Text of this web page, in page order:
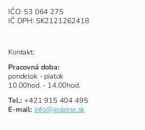
IČO: 53 064 275
IČ DPH: SK2121262418
Kontakt:
Pracovná doba:
pondelok - piatok
10.00hod. - 14.00hod.
Tel.: +421 915 404 495
E-mail: info@jedalne.sk